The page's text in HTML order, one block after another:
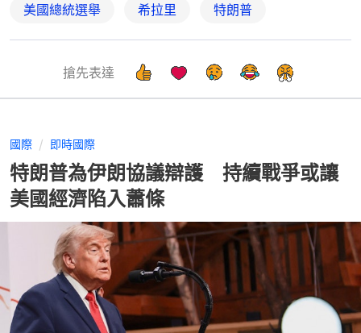
美國總統選舉 希拉里 特朗普
搶先表達
國際 即時國際
特朗普為伊朗協議辯護 持續戰爭或讓
美國經濟陷入蕭條